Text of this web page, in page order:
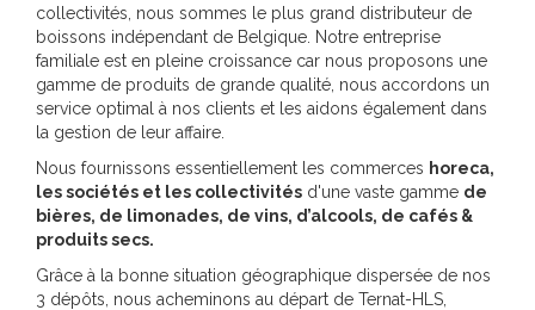
collectivités, nous sommes le plus grand distributeur de
boissons indépendant de Belgique. Notre entreprise
familiale est en pleine croissance car nous proposons une
gamme de produits de grande qualité, nous accordons un
service optimal à nos clients et les aidons également dans
la gestion de leur affaire.
Nous fournissons essentiellement les commerces horeca,
les sociétés et les collectivités d'une vaste gamme de
bières, de limonades, de vins, d’alcools, de cafés &
produits secs.
Grâce à la bonne situation géographique dispersée de nos
3 dépôts, nous acheminons au départ de Ternat-HLS,